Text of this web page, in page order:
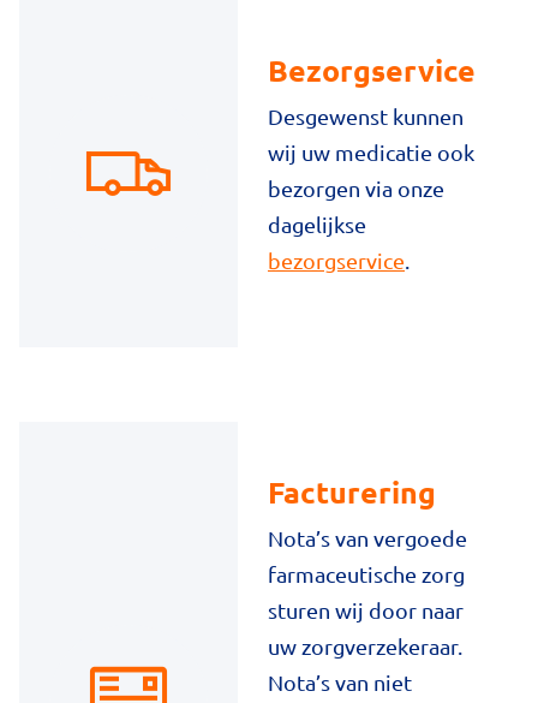
Bezorgservice
Desgewenst kunnen
wij uw medicatie ook
bezorgen via onze
dagelijkse
bezorgservice
Facturering
Nota’s van vergoede
farmaceutische zorg
sturen wij door naar
uw zorgverzekeraar.
Nota’s van niet